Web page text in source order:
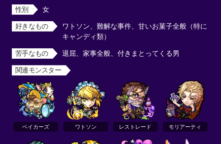
性別 女
好きなもの
ワトソン、難解な事件、甘いお菓子全般（特に
キャンディ類）
苦手なもの 退屈、家事全般、付きまとってくる男
関連モンスター
ベイカーズ ワトソン レストレード モリアーティ